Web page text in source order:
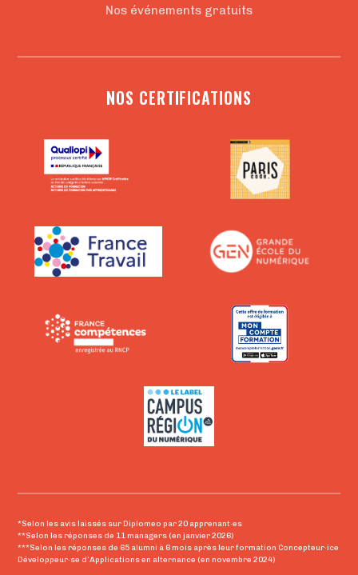
Nos événements gratuits
NOS CERTIFICATIONS
*Selon les avis laissés sur Diplomeo par 20 apprenant·es
**Selon les réponses de 11 managers (en janvier 2026)
***Selon les réponses de 65 alumni à 6 mois après leur formation Concepteur·ice
Développeur·se d’Applications en alternance (en novembre 2024)